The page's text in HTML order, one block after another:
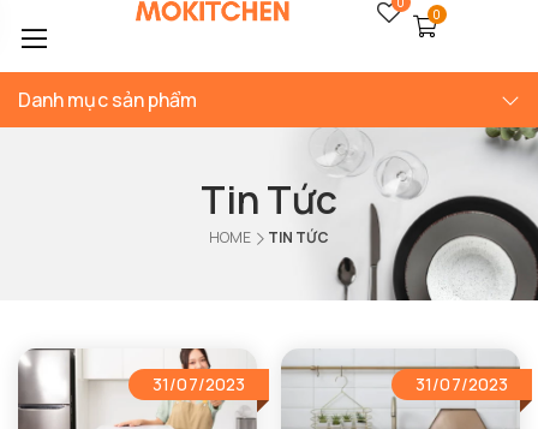
0
Danh mục sản phẩm
Tin Tức
HOME TIN TỨC
31/07/2023 31/07/2023